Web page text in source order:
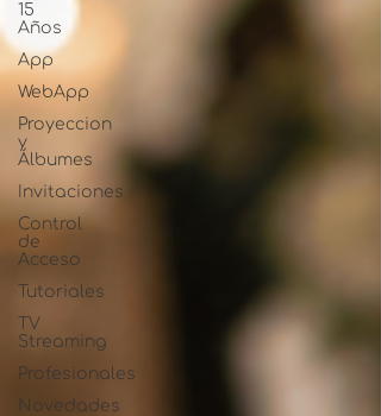
15
Años
App
WebApp
Proyeccion
y
Álbumes
Invitaciones
Control
de
Acceso
Tutoriales
TV
Streaming
Profesionales
Novedades